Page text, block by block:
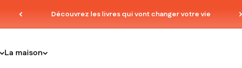
Découvrez les livres qui vont changer votre vie
La maison